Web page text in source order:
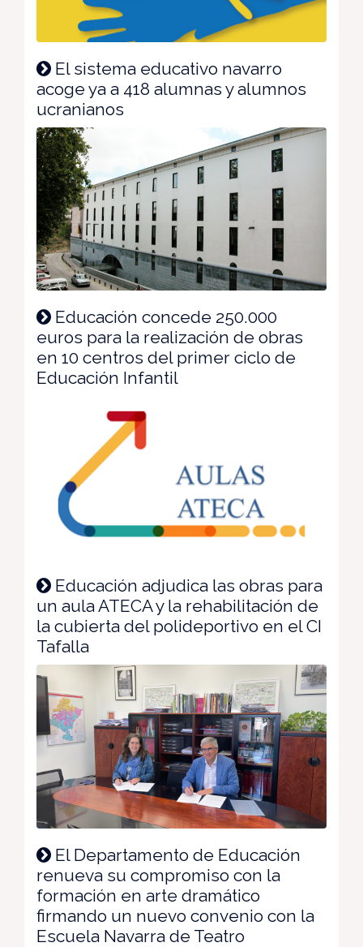
El sistema educativo navarro
acoge ya a 418 alumnas y alumnos
ucranianos
Educación concede 250.000
euros para la realización de obras
en 10 centros del primer ciclo de
Educación Infantil
Educación adjudica las obras para
un aula ATECA y la rehabilitación de
la cubierta del polideportivo en el CI
Tafalla
El Departamento de Educación
renueva su compromiso con la
formación en arte dramático
firmando un nuevo convenio con la
Escuela Navarra de Teatro